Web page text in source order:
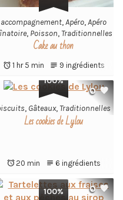
accompagnement,Apéro,Apéro
, Poisson,Traditionnelles
Cake au thon
1 hr 5 min 9 ingrédients
100%
0
, Gâteaux,Traditionnelles
Les cookies de Lylou
20 min 6 ingrédients
100% 0